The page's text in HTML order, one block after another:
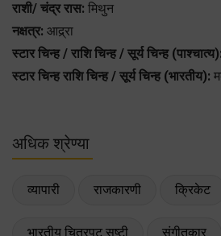
राशी/ चंद्र रास: मिथुन
नक्षत्र: आद्र्रा
स्टार चिन्ह / राशि चिन्ह / सूर्य चिन्ह (पाश्चात्य):
स्टार चिन्ह राशि चिन्ह / सूर्य चिन्ह (भारतीय):
अधिक श्रेण्या
व्यापारी राजकारणी क्रिकेट
भारतीय चित्रपट सृष्टी संगीतकार